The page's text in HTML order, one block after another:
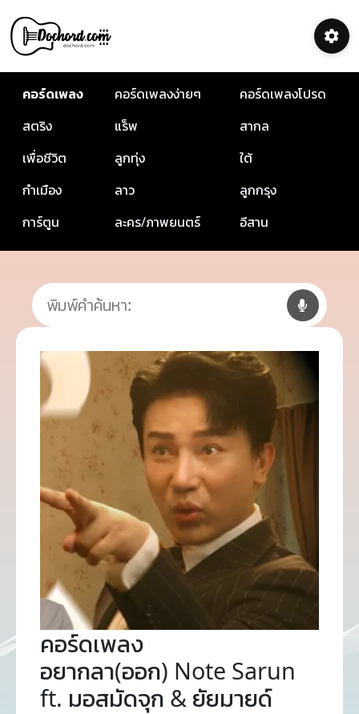
คอร์ดเพลง คอร์ดเพลงง่ายๆ
คอร์ดเพลงโปรด
สตริง
แร็พ
สากล
เพื่อชีวิต
ลูกทุ่ง
ใต้
กำเมือง
ลาว
ลูกกรุง
การ์ตูน
ละคร/ภาพยนตร์ อีสาน
คอร์ดเพลง
อยากลา(ออก) Note Sarun
ft. มอสมัดจุก & ยัยมายด์